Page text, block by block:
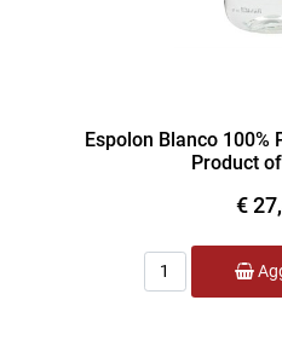
Espolon Blanco 100%
Product
€
Quantità